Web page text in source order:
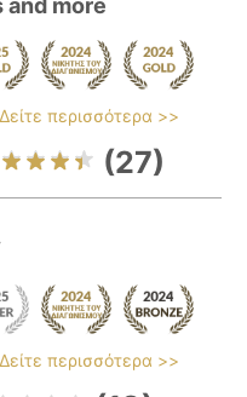
and more
Δείτε περισσότερα >>
(27)
Δείτε περισσότερα >>